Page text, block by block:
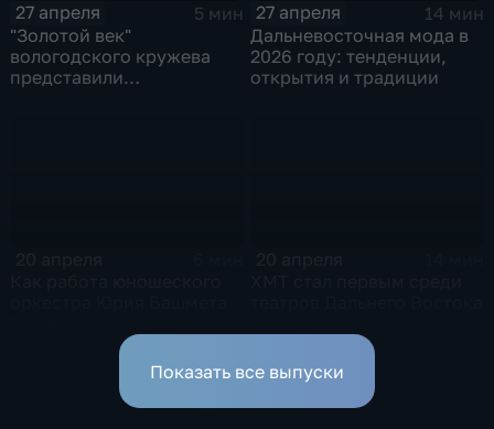
27 апреля
5 мин
"Золотой век"
вологодского кружева
представили
27 апреля
14 мин
Дальневосточная мода в
2026 году: тенденции,
открытия и традиции
карту России
"Серебряный лучник"
Показать все выпуски